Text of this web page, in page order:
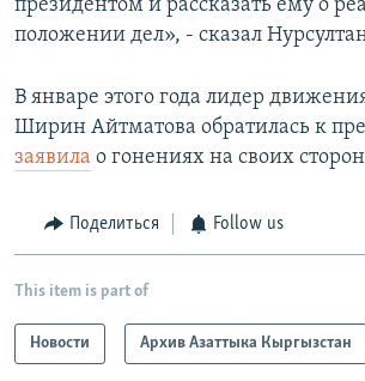
президентом и рассказать ему о
положении дел», - сказал
В январе этого года лидер
Ширин Айтматова обратилась к
заявила о гонениях на своих
Поделиться Follow us
This item is part of
Новости Архив Азаттыка Кыргызстан